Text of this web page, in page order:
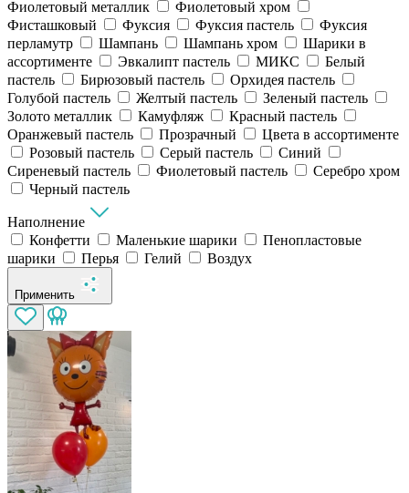
Фиолетовый металлик
Фиолетовый хром
Фисташковый
Фуксия Фуксия пастель
Фуксия
перламутр
Шампань Шампань хром
Шарики в
ассортименте
Эвкалипт пастель МИКС
Белый
пастель
Бирюзовый пастель
Орхидея пастель
Голубой пастель
Желтый пастель
Зеленый пастель
Золото металлик
Камуфляж
Красный пастель
Оранжевый пастель
Прозрачный
Цвета в ассортименте
Розовый пастель
Серый пастель
Синий
Сиреневый пастель
Фиолетовый пастель
Серебро хром
Черный пастель
Наполнение
Конфетти
Маленькие шарики
Пенопластовые
шарики
Перья Гелий Воздух
Применить